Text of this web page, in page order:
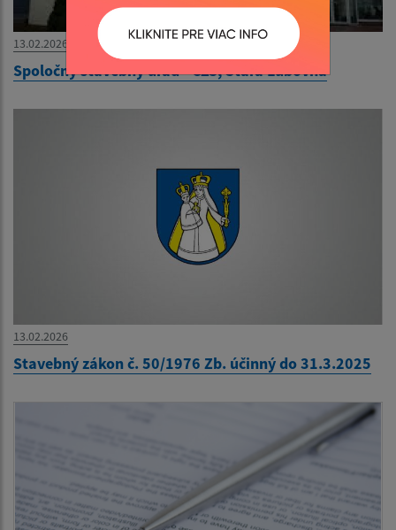
13.02.2026
Spoločný stavebný úrad - CZS, Stará Ľubovňa
13.02.2026
Stavebný zákon č. 50/1976 Zb. účinný do 31.3.2025